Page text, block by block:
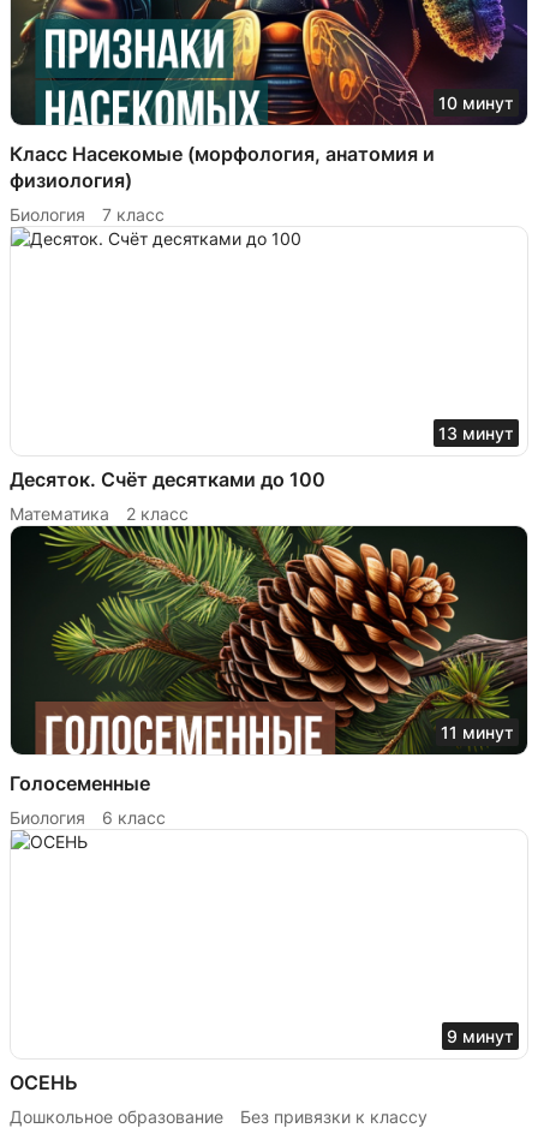
10 минут
Класс Насекомые (морфология, анатомия и
физиология)
Биология 7 класс
13 минут
Десяток. Счёт десятками до 100
Математика 2 класс
11 минут
Голосеменные
Биология 6 класс
9 минут
ОСЕНЬ
Дошкольное образование Без привязки к классу